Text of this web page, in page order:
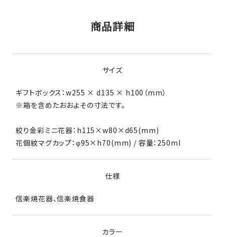
商品詳細
サイズ
ギフトボックス：w255 × d135 × h100（mm）
※箱を含めたおおよその寸法です。
絞り金彩ミニ花器：h115×w80×d65(mm)
花個紋マグカップ：φ95×h70(mm) / 容量：250ml
仕様
信楽焼花器、信楽焼食器
カラー